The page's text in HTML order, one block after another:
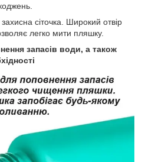
сіточка. Широкий отвір
легко мити пляшку.
запасів води, а також